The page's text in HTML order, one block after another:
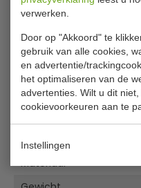
verwerken.
Door op "Akkoord" te
gebruik van alle cookies,
en advertentie/
het optimaliseren van de
advertenties. Wilt u dit
cookievoorkeuren aan te
Instellingen
past in veeleisende
bijeenkomsten of
rand zorgt dat het eten
uitserveren zonder
opslagruimte in beslag
Hoogglans RVS
Sterke constructie
Vaatwasserbestendig
Brede opstaande rand
Stapelbaar
Specificaties
Afmeting
Materiaal